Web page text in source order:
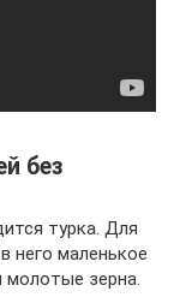
без
турка. Для
него маленькое
зерна.